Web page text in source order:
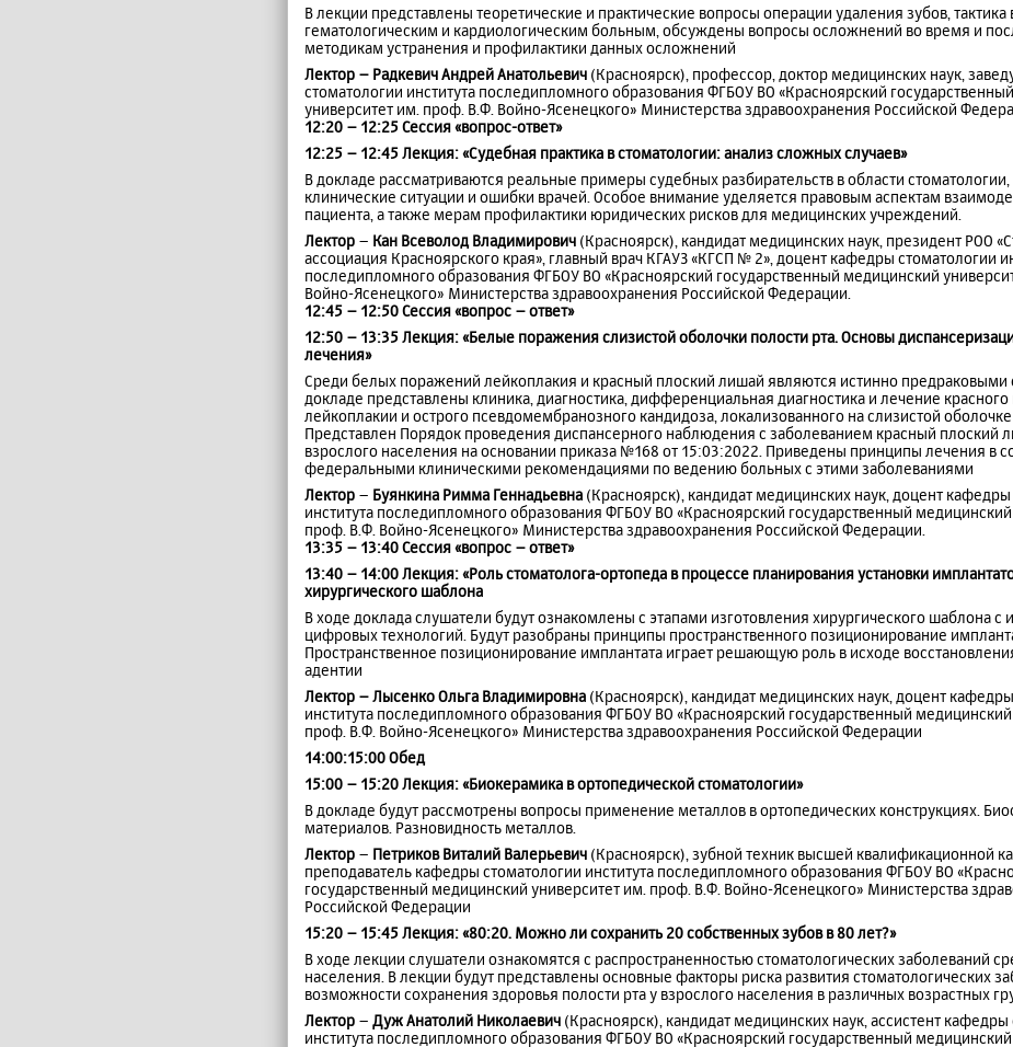
В лекции представлены теоретические и практические вопросы операции удаления зубов,
гематологическим и кардиологическим больным, обсуждены вопросы осложнений во время и
методикам устранения и профилактики данных осложнений
Лектор – Радкевич Андрей Анатольевич (Красноярск), профессор, доктор медицинских наук,
стоматологии института последипломного образования ФГБОУ ВО «Красноярский
университет им. проф. В.Ф. Войно-Ясенецкого» Министерства здравоохранения Российской
12:20 – 12:25 Сессия «вопрос-ответ»
12:25 – 12:45 Лекция: «Судебная практика в стоматологии: анализ сложных случаев»
В докладе рассматриваются реальные примеры судебных разбирательств в области
клинические ситуации и ошибки врачей. Особое внимание уделяется правовым аспектам
пациента, а также мерам профилактики юридических рисков для медицинских учреждений.
Лектор – Кан Всеволод Владимирович (Красноярск), кандидат медицинских наук, президент РОО
ассоциация Красноярского края», главный врач КГАУЗ «КГСП № 2», доцент кафедры стоматологии
последипломного образования ФГБОУ ВО «Красноярский государственный медицинский
Войно-Ясенецкого» Министерства здравоохранения Российской Федерации.
12:45 – 12:50 Сессия «вопрос – ответ»
12:50 – 13:35 Лекция: «Белые поражения слизистой оболочки полости рта. Основы
лечения»
Среди белых поражений лейкоплакия и красный плоский лишай являются истинно предраковыми
докладе представлены клиника, диагностика, дифференциальная диагностика и лечение красного
лейкоплакии и острого псевдомембранозного кандидоза, локализованного на слизистой оболочке
Представлен Порядок проведения диспансерного наблюдения с заболеванием красный плоский
взрослого населения на основании приказа №168 от 15:03:2022. Приведены принципы лечения в
федеральными клиническими рекомендациями по ведению больных с этими заболеваниями
Лектор – Буянкина Римма Геннадьевна (Красноярск), кандидат медицинских наук, доцент
института последипломного образования ФГБОУ ВО «Красноярский государственный медицинский
проф. В.Ф. Войно-Ясенецкого» Министерства здравоохранения Российской Федерации.
13:35 – 13:40 Сессия «вопрос – ответ»
13:40 – 14:00 Лекция: «Роль стоматолога-ортопеда в процессе планирования установки
хирургического шаблона
В ходе доклада слушатели будут ознакомлены с этапами изготовления хирургического шаблона с
цифровых технологий. Будут разобраны принципы пространственного позиционирование
Пространственное позиционирование имплантата играет решающую роль в исходе
адентии
Лектор –Лысенко Ольга Владимировна (Красноярск), кандидат медицинских наук, доцент
института последипломного образования ФГБОУ ВО «Красноярский государственный медицинский
проф. В.Ф. Войно-Ясенецкого» Министерства здравоохранения Российской Федерации
14:00:15:00 Обед
15:00 – 15:20 Лекция: «Биокерамика в ортопедической стоматологии»
В докладе будут рассмотрены вопросы применение металлов в ортопедических конструкциях.
материалов. Разновидность металлов.
Лектор – Петриков Виталий Валерьевич (Красноярск), зубной техник высшей квалификационной
преподаватель кафедры стоматологии института последипломного образования ФГБОУ ВО
государственный медицинский университет им. проф. В.Ф. Войно-Ясенецкого» Министерства
Российской Федерации
15:20 – 15:45 Лекция: «80:20. Можно ли сохранить 20 собственных зубов в 80 лет?»
В ходе лекции слушатели ознакомятся с распространенностью стоматологических заболеваний
населения. В лекции будут представлены основные факторы риска развития стоматологических
возможности сохранения здоровья полости рта у взрослого населения в различных возрастных
Лектор – Дуж Анатолий Николаевич (Красноярск), кандидат медицинских наук, ассистент кафедры
института последипломного образования ФГБОУ ВО «Красноярский государственный медицинский